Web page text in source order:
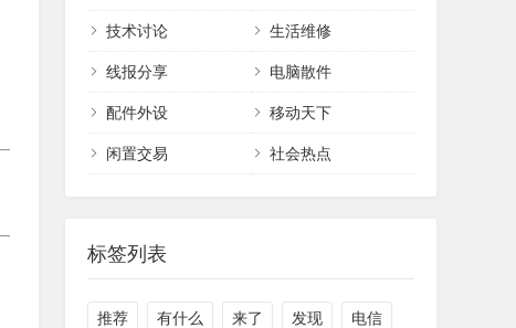
技术讨论 生活维修
线报分享 电脑散件
配件外设 移动天下
闲置交易 社会热点
标签列表
推荐 有什么 来了 发现 电信